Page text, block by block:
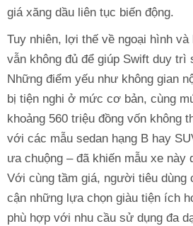
giá xăng dầu liên tục biến động.
Tuy nhiên, lợi thế về ngoại hình và
vẫn không đủ để giúp Swift duy trì
Những điểm yếu như không gian
bị tiện nghi ở mức cơ bản, cùng
khoảng 560 triệu đồng vốn không
với các mẫu sedan hạng B hay
ưa chuộng – đã khiến mẫu xe này
Với cùng tầm giá, người tiêu dùng
cận những lựa chọn giàu tiện ích
phù hợp với nhu cầu sử dụng đa